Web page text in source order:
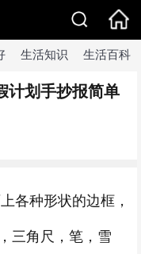
生活知识 生活百科
计划手抄报简单
各种形状的边框，
三角尺，笔，雪